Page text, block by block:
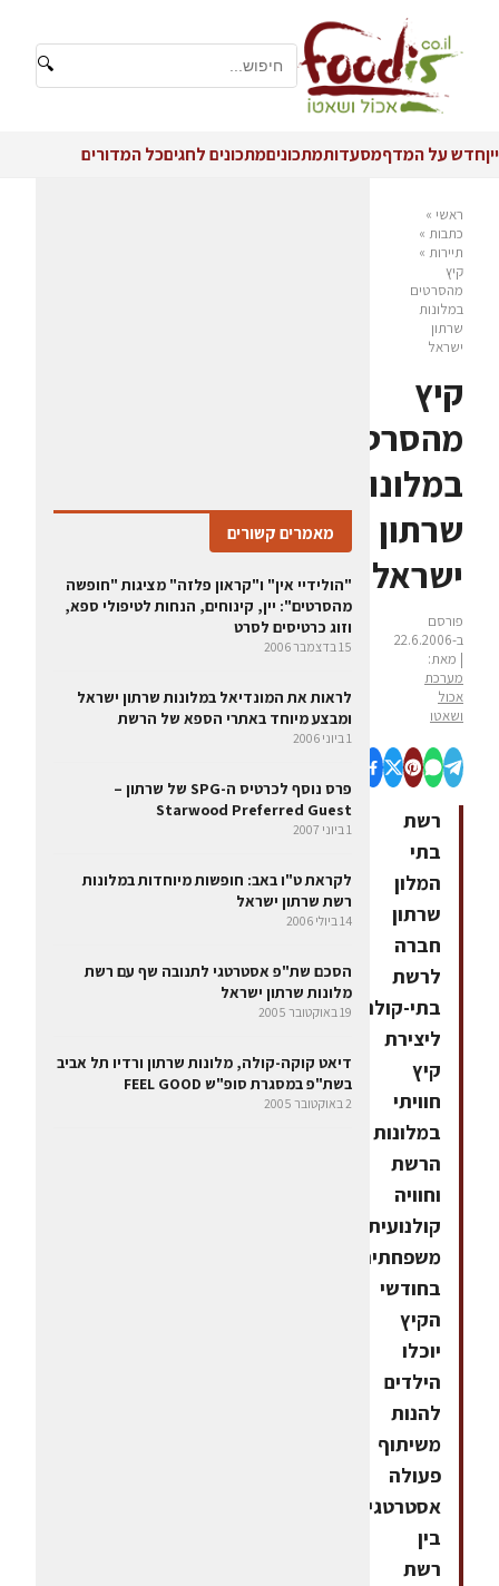
🔍
ייןחדש על המדףמסעדותמתכוניםמתכונים לחגיםכל המדורים
ראשי »
כתבות »
תיירות »
קיץ
מהסרטים
במלונות
שרתון
ישראל
קיץ
מהסרטים
במלונות
שרתון
ישראל
פורסם
ב-22.6.2006
| מאת:
מערכת
אכול
ושאטו
רשת
בתי
המלון
שרתון
חברה
לרשת
בתי-קולנוע
ליצירת
קיץ
חוויתי
במלונות
הרשת
וחוויה
קולנועית
משפחתית.
בחודשי
הקיץ
יוכלו
הילדים
להנות
משיתוף
פעולה
אסטרטגי
בין
רשת
מאמרים קשורים
"הולידיי אין" ו"קראון פלזה" מציגות "חופשה
מהסרטים": יין, קינוחים, הנחות לטיפולי ספא,
וזוג כרטיסים לסרט
15 בדצמבר 2006
לראות את המונדיאל במלונות שרתון ישראל
ומבצע מיוחד באתרי הספא של הרשת
1 ביוני 2006
פרס נוסף לכרטיס ה-SPG של שרתון –
Starwood Preferred Guest
1 ביוני 2007
לקראת ט"ו באב: חופשות מיוחדות במלונות
רשת שרתון ישראל
14 ביולי 2006
הסכם שת"פ אסטרטגי לתנובה שף עם רשת
מלונות שרתון ישראל
19 באוקטובר 2005
דיאט קוקה-קולה, מלונות שרתון ורדיו תל אביב
בשת"פ במסגרת סופ"ש FEEL GOOD
2 באוקטובר 2005